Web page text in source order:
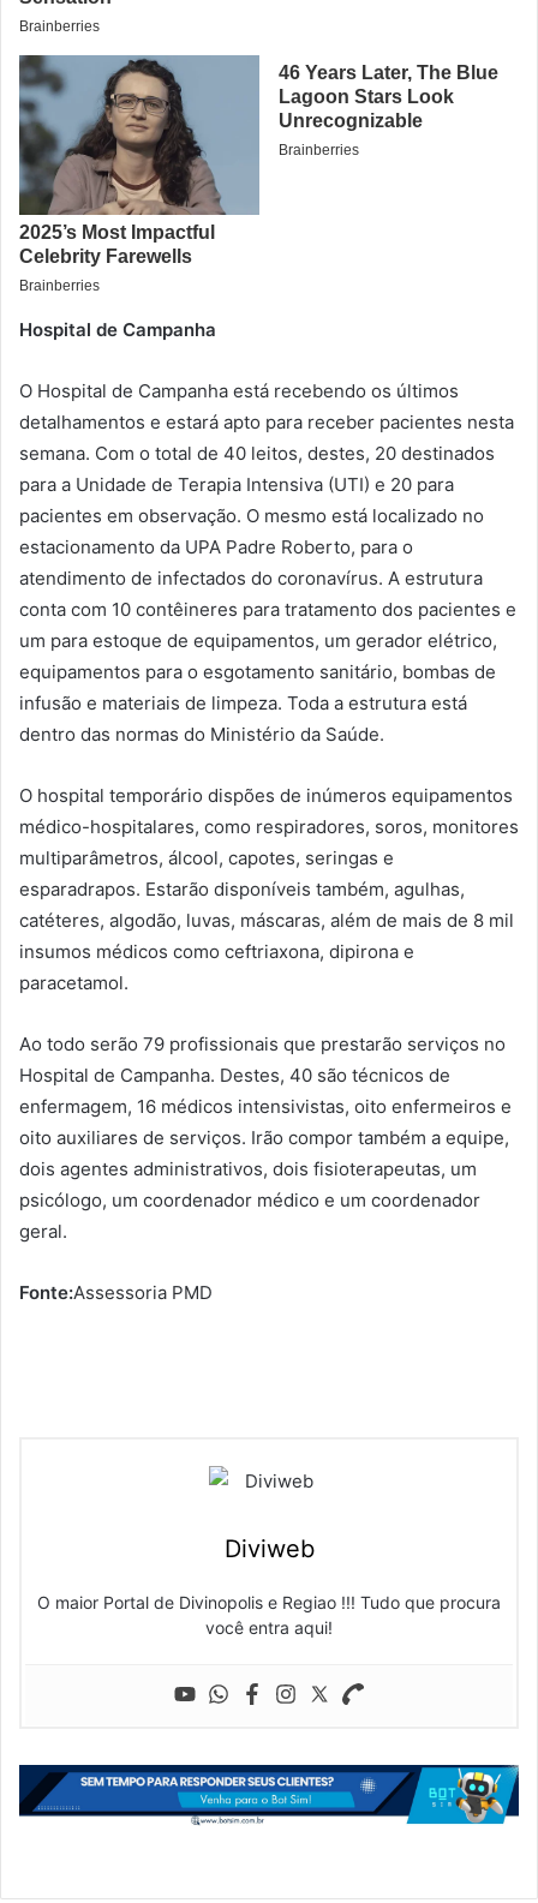
Hospital de Campanha
O Hospital de Campanha está recebendo os últimos
detalhamentos e estará apto para receber pacientes nesta
semana. Com o total de 40 leitos, destes, 20 destinados
para a Unidade de Terapia Intensiva (UTI) e 20 para
pacientes em observação. O mesmo está localizado no
estacionamento da UPA Padre Roberto, para o
atendimento de infectados do coronavírus. A estrutura
conta com 10 contêineres para tratamento dos pacientes e
um para estoque de equipamentos, um gerador elétrico,
equipamentos para o esgotamento sanitário, bombas de
infusão e materiais de limpeza. Toda a estrutura está
dentro das normas do Ministério da Saúde.
O hospital temporário dispões de inúmeros equipamentos
médico-hospitalares, como respiradores, soros, monitores
multiparâmetros, álcool, capotes, seringas e
esparadrapos. Estarão disponíveis também, agulhas,
catéteres, algodão, luvas, máscaras, além de mais de 8 mil
insumos médicos como ceftriaxona, dipirona e
paracetamol.
Ao todo serão 79 profissionais que prestarão serviços no
Hospital de Campanha. Destes, 40 são técnicos de
enfermagem, 16 médicos intensivistas, oito enfermeiros e
oito auxiliares de serviços. Irão compor também a equipe,
dois agentes administrativos, dois fisioterapeutas, um
psicólogo, um coordenador médico e um coordenador
geral.
Fonte:Assessoria PMD
Diviweb
O maior Portal de Divinopolis e Regiao !!! Tudo que procura
você entra aqui!